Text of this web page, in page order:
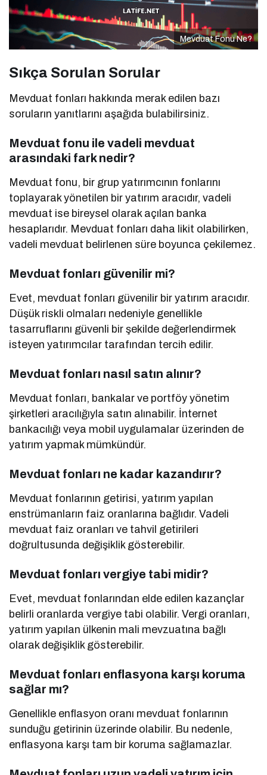
Mevduat Fonu Ne?
Sıkça Sorulan Sorular
Mevduat fonları hakkında merak edilen bazı
soruların yanıtlarını aşağıda bulabilirsiniz.
Mevduat fonu ile vadeli mevduat
arasındaki fark nedir?
Mevduat fonu, bir grup yatırımcının fonlarını
toplayarak yönetilen bir yatırım aracıdır, vadeli
mevduat ise bireysel olarak açılan banka
hesaplarıdır. Mevduat fonları daha likit olabilirken,
vadeli mevduat belirlenen süre boyunca çekilemez.
Mevduat fonları güvenilir mi?
Evet, mevduat fonları güvenilir bir yatırım aracıdır.
Düşük riskli olmaları nedeniyle genellikle
tasarruflarını güvenli bir şekilde değerlendirmek
isteyen yatırımcılar tarafından tercih edilir.
Mevduat fonları nasıl satın alınır?
Mevduat fonları, bankalar ve portföy yönetim
şirketleri aracılığıyla satın alınabilir. İnternet
bankacılığı veya mobil uygulamalar üzerinden de
yatırım yapmak mümkündür.
Mevduat fonları ne kadar kazandırır?
Mevduat fonlarının getirisi, yatırım yapılan
enstrümanların faiz oranlarına bağlıdır. Vadeli
mevduat faiz oranları ve tahvil getirileri
doğrultusunda değişiklik gösterebilir.
Mevduat fonları vergiye tabi midir?
Evet, mevduat fonlarından elde edilen kazançlar
belirli oranlarda vergiye tabi olabilir. Vergi oranları,
yatırım yapılan ülkenin mali mevzuatına bağlı
olarak değişiklik gösterebilir.
Mevduat fonları enflasyona karşı koruma
sağlar mı?
Genellikle enflasyon oranı mevduat fonlarının
sunduğu getirinin üzerinde olabilir. Bu nedenle,
enflasyona karşı tam bir koruma sağlamazlar.